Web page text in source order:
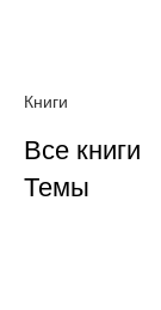
Книги
Все книги
Темы